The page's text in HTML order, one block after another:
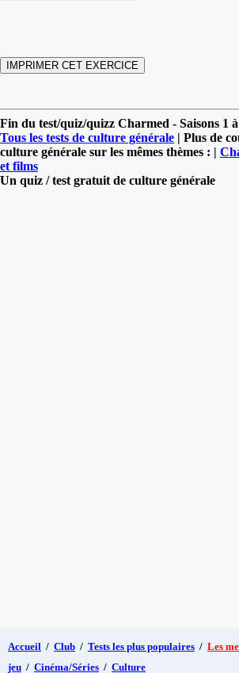
Fin du test/quiz/quizz Charmed - Saisons 1
Tous les tests de culture générale | Plus de
culture générale sur les mêmes thèmes : |
et films
Un quiz / test gratuit de culture générale
Accueil / Club / Tests les plus populaires / Les
jeu / Cinéma/Séries / Culture